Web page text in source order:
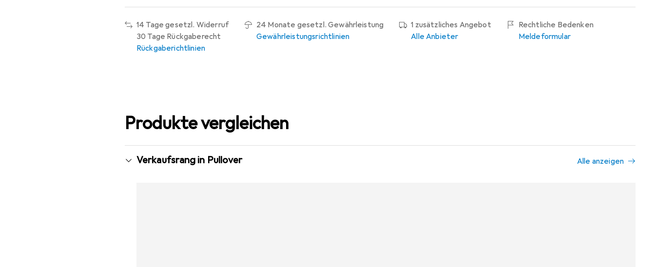
14 Tage gesetzl. Widerruf
30 Tage Rückgaberecht
Rückgaberichtlinien
24 Monate gesetzl. Gewährleistung
Gewährleistungsrichtlinien
1 zusätzliches Angebot
Alle Anbieter
Rechtliche Bedenken
Meldeformular
Produkte vergleichen
Verkaufsrang in Pullover Alle anzeigen